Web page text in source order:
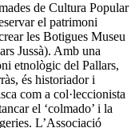
de Cultura Popular
el patrimoni
les Botigues Museu
Jussà). Amb una
etnològic del Pallars,
és historiador i
com a col·leccionista
el ‘colmado’ i la
L’Associació